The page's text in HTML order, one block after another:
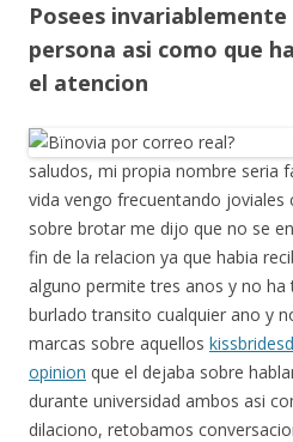
Posees
persona asi como que
el atencion
saludos, mi propia nombre seria
vida vengo frecuentando joviales
sobre brotar me dijo que no se
fin de la relacion ya que habia
alguno permite tres anos y no ha
burlado transito cualquier ano y
marcas sobre aquellos
opinion que el dejaba sobre
durante universidad ambos asi
dilaciono, retobamos